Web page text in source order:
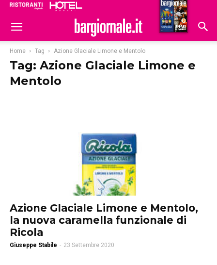
Hoteldomani
Home Tag Azione Glaciale Limone e Mentolo
Tag: Azione Glaciale Limone e
Mentolo
Azione Glaciale Limone e Mentolo,
la nuova caramella funzionale di
Ricola
Giuseppe Stabile - 23 Settembre 2020